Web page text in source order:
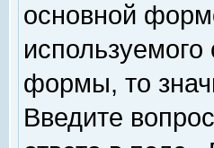
основной
формы, то
Введите